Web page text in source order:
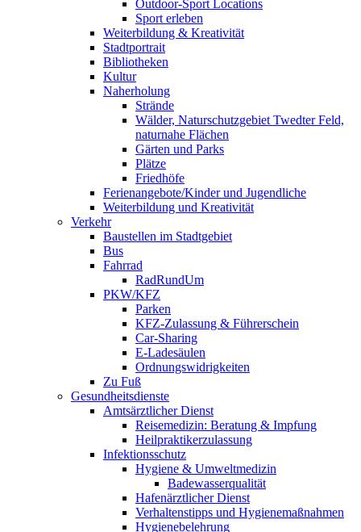
Outdoor-Sport Locations
Sport erleben
Weiterbildung & Kreativität
Stadtportrait
Bibliotheken
Kultur
Naherholung
Strände
Wälder, Naturschutzgebiet Twedter Feld,
naturnahe Flächen
Gärten und Parks
Plätze
Friedhöfe
Ferienangebote/Kinder und Jugendliche
Weiterbildung und Kreativität
Verkehr
Baustellen im Stadtgebiet
Bus
Fahrrad
RadRundUm
PKW/KFZ
Parken
KFZ-Zulassung & Führerschein
Car-Sharing
E-Ladesäulen
Ordnungswidrigkeiten
Zu Fuß
Gesundheitsdienste
Amtsärztlicher Dienst
Reisemedizin: Beratung & Impfung
Heilpraktikerzulassung
Infektionsschutz
Hygiene & Umweltmedizin
Badewasserqualität
Hafenärztlicher Dienst
Verhaltenstipps und Hygienemaßnahmen
Hygienebelehrung